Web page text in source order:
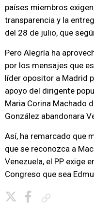
países miembros
transparencia y la
del 28 de julio, que
Pero Alegría ha
por los mensajes que
líder opositor a Madrid
apoyo del dirigente
Maria Corina Machado
González abandonara
Así, ha remarcado que
que se reconozca a
Venezuela, el PP exige
Congreso que sea